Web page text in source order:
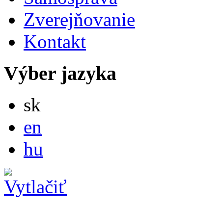
Zverejňovanie
Kontakt
Výber jazyka
sk
en
hu